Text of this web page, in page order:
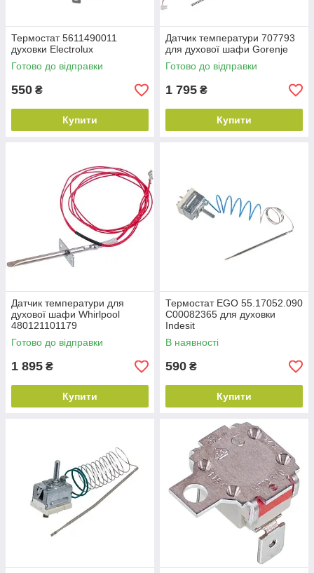
Термостат 5611490011
духовки Electrolux
Готово до відправки
550 ₴
Купити
Датчик температури 707793
для духової шафи Gorenje
Готово до відправки
1 795 ₴
Купити
Датчик температури для
духової шафи Whirlpool
480121101179
Готово до відправки
1 895 ₴
Купити
Термостат EGO 55.17052.090
C00082365 для духовки
Indesit
В наявності
590 ₴
Купити